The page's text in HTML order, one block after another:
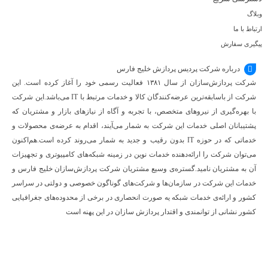
وبلاگ
ارتباط با ما
پیگیری سفارش
درباره شرکت پردیس پردازش خلیج فارس
شرکت پردازش‌سازان از سال ۱۳۸۱ فعالیت رسمی خود را آغاز کرده است. این
شرکت از باسابقه‌ترین عرضه‌کنندگان کالا و خدمات مرتبط با IT می‌باشد.این شرکت
با بهره‌گیری از نیروهای متخصص، با تجربه و آگاه از نیازهای بازار و مشتریان که
پشتیبانان اصلی خدمات این شرکت به شمار می‌آیند، اقدام به عرضه‌‌ی محصولات و
خدماتی که در حوزه IT بدون رقیب و جدید به شمار می‌روند کرده است.هم‌اکنون
می‌توان شرکت را ارائه‌دهنده خدمات نوین در زمینه شبکه‌های کامپیوتری و تجهیزات
آن به مشتریان نامید.گستره‌ی وسیع مشتریان شرکت پردازش‌سازان خلیج فارس و
خدمات این شرکت در سازمان‌ها و شرکت‌های گوناگون خصوصی و دولتی در سراسر
کشور و ارائه‌ی خدمات شبکه یه صورت انحصاری در برخی از محدوده‌های جغرافیایی
کشور نشانی از توانمندی و اقتدار پردازش سازان در این پهنه است